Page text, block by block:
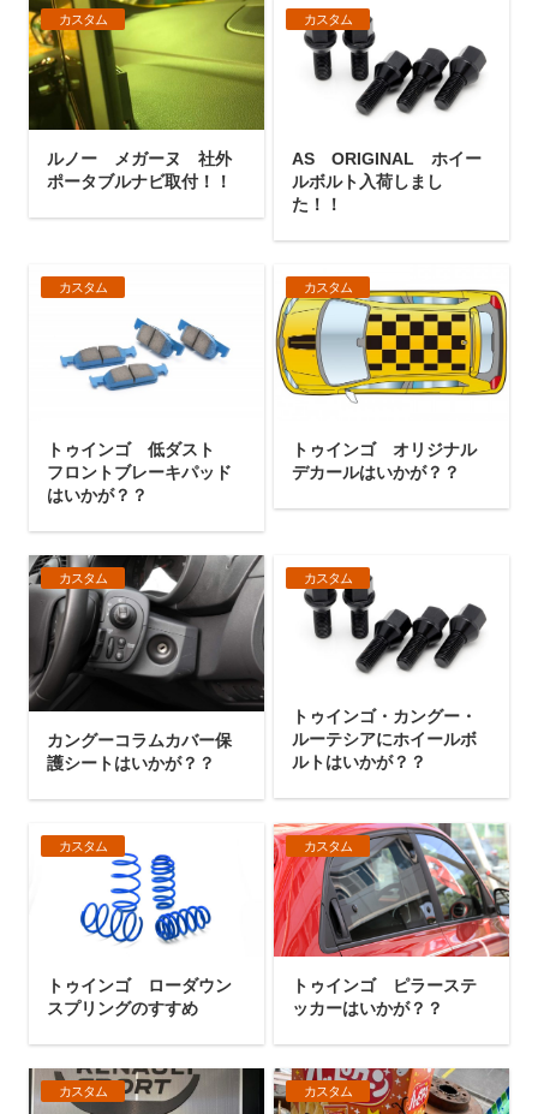
カスタム
ルノー メガーヌ 社外
ポータブルナビ取付！！
カスタム
AS ORIGINAL ホイー
ルボルト入荷しまし
た！！
カスタム
トゥインゴ 低ダスト
フロントブレーキパッド
はいかが？？
カスタム
トゥインゴ オリジナル
デカールはいかが？？
カスタム
カングーコラムカバー保
護シートはいかが？？
カスタム
トゥインゴ・カングー・
ルーテシアにホイールボ
ルトはいかが？？
カスタム
トゥインゴ ローダウン
スプリングのすすめ
カスタム
トゥインゴ ピラーステ
ッカーはいかが？？
カスタム カスタム